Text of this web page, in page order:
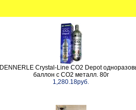
DENNERLE Crystal-Line CO2 Depot
баллон с CO2 металл. 80г
1,280.18руб.